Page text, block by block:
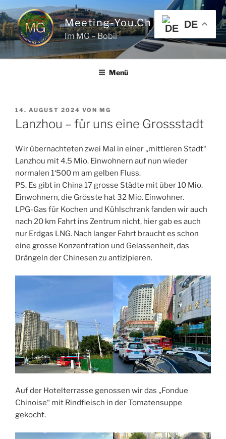
Inhalt
springen
Meeting-You.ch
Im MG – Bobil
Menü
VERÖFFENTLICHT
AM
14. AUGUST 2024 VON MG
Lanzhou – für uns eine Grossstadt
Wir übernachteten zwei Mal in einer „mittleren Stadt“
Lanzhou mit 4.5 Mio. Einwohnern auf nun wieder
normalen 1‘500 m am gelben Fluss.
PS. Es gibt in China 17 grosse Städte mit über 10 Mio.
Einwohnern, die Grösste hat 32 Mio. Einwohner.
LPG-Gas für Kochen und Kühlschrank fanden wir auch
nach 20 km Fahrt ins Zentrum nicht, hier gab es auch
nur Erdgas LNG. Nach langer Fahrt braucht es schon
eine grosse Konzentration und Gelassenheit, das
Drängeln der Chinesen zu antizipieren.
Auf der Hotelterrasse genossen wir das „Fondue
Chinoise“ mit Rindfleisch in der Tomatensuppe
gekocht.
DE